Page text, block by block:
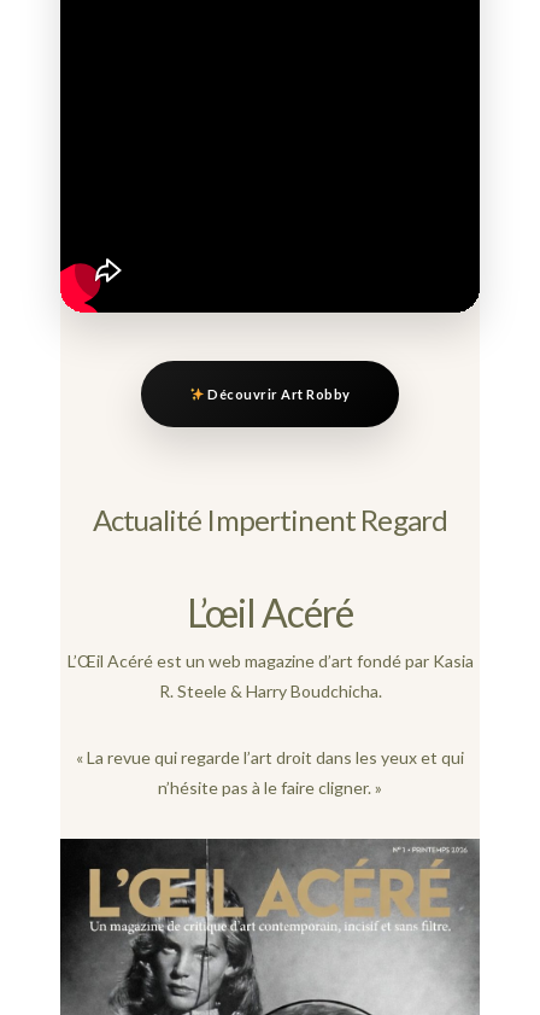
Découvrir Art Robby
Actualité Impertinent Regard
L’œil Acéré
L’Œil Acéré est un web magazine d’art fondé par Kasia
R. Steele & Harry Boudchicha.
« La revue qui regarde l’art droit dans les yeux et qui
n’hésite pas à le faire cligner. »